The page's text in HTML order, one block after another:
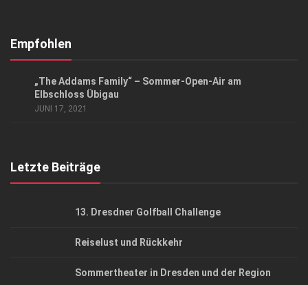
Kontakt, Impressum
Empfohlen
„The Addams Family“ – Sommer-Open-Air am
Elbschloss Übigau
JUNI 17, 2021
Letzte Beiträge
13. Dresdner Golfball Challenge
Reiselust und Rückkehr
Sommertheater in Dresden und der Region